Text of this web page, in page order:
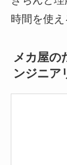
時間を使え
メカ屋の
ンジニア